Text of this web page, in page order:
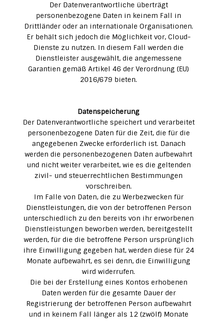
Der Datenverantwortliche überträgt
personenbezogene Daten in keinem Fall in
Drittländer oder an internationale Organisationen.
Er behält sich jedoch die Möglichkeit vor, Cloud-
Dienste zu nutzen. In diesem Fall werden die
Dienstleister ausgewählt, die angemessene
Garantien gemäß Artikel 46 der Verordnung (EU)
2016/679 bieten.
Datenspeicherung
Der Datenverantwortliche speichert und verarbeitet
personenbezogene Daten für die Zeit, die für die
angegebenen Zwecke erforderlich ist. Danach
werden die personenbezogenen Daten aufbewahrt
und nicht weiter verarbeitet, wie es die geltenden
zivil- und steuerrechtlichen Bestimmungen
vorschreiben.
Im Falle von Daten, die zu Werbezwecken für
Dienstleistungen, die von der betroffenen Person
unterschiedlich zu den bereits von ihr erworbenen
Dienstleistungen beworben werden, bereitgestellt
werden, für die die betroffene Person ursprünglich
ihre Einwilligung gegeben hat, werden diese für 24
Monate aufbewahrt, es sei denn, die Einwilligung
wird widerrufen.
Die bei der Erstellung eines Kontos erhobenen
Daten werden für die gesamte Dauer der
Registrierung der betroffenen Person aufbewahrt
und in keinem Fall länger als 12 (zwölf) Monate